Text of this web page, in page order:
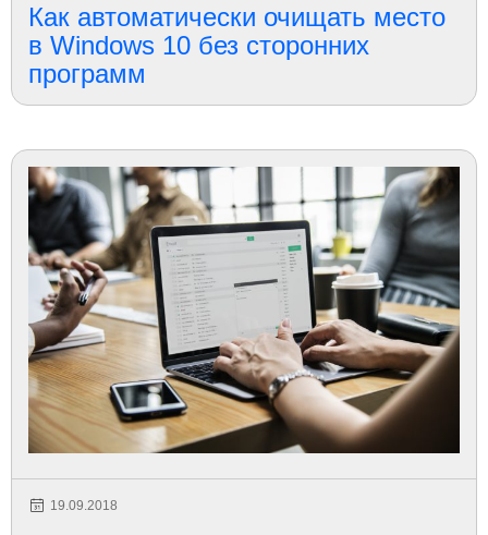
Как автоматически очищать место
в Windows 10 без сторонних
программ
19.09.2018